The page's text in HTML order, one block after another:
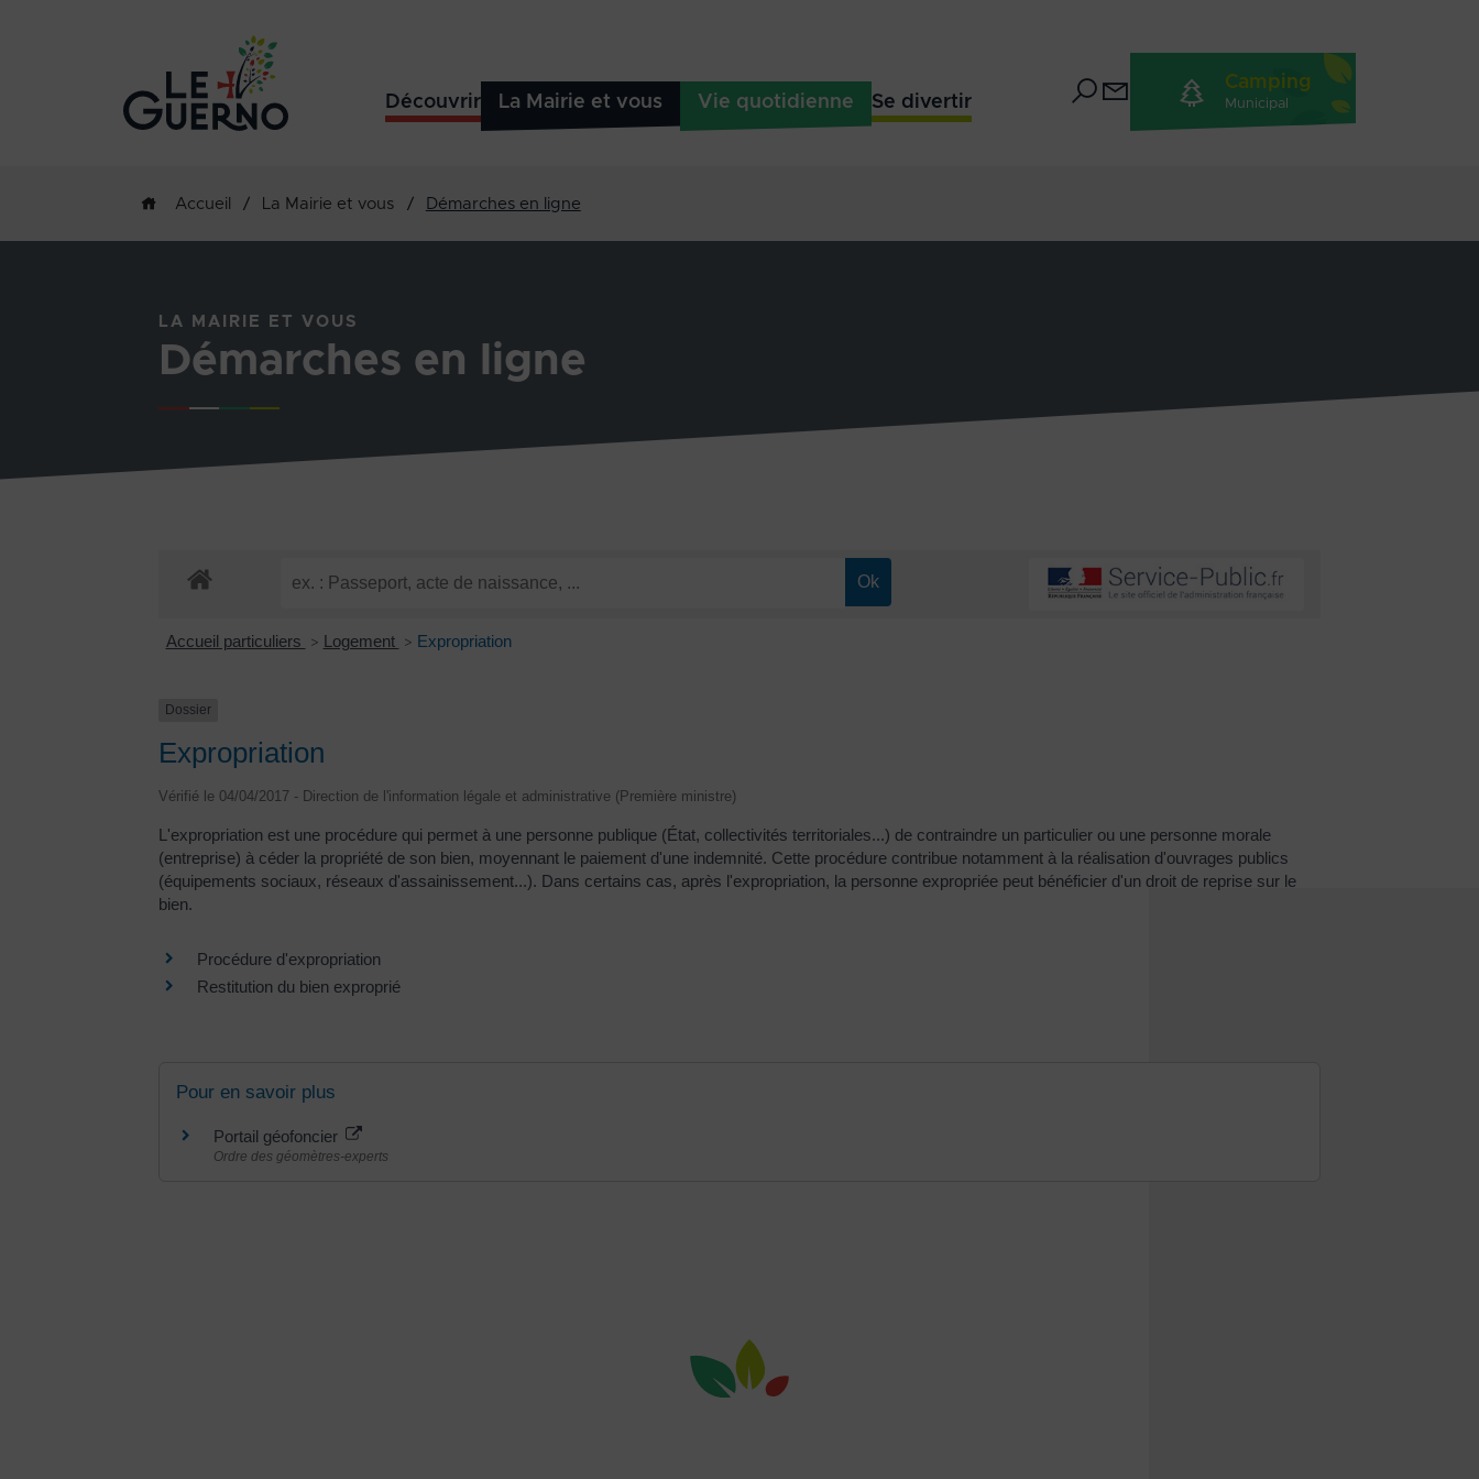
Découvrir La Mairie et vous Vie quotidienne Se divertir
Camping
Municipal
Accueil / La Mairie et vous / Démarches en ligne
LA MAIRIE ET VOUS
Démarches en ligne
Accueil particuliers > Logement > Expropriation
Dossier
Expropriation
Vérifié le 04/04/2017 - Direction de l'information légale et administrative (Première ministre)
L'expropriation est une procédure qui permet à une personne publique (État, collectivités territoriales...) de contraindre un particulier ou une personne morale
(entreprise) à céder la propriété de son bien, moyennant le paiement d'une indemnité. Cette procédure contribue notamment à la réalisation d'ouvrages publics
(équipements sociaux, réseaux d'assainissement...). Dans certains cas, après l'expropriation, la personne expropriée peut bénéficier d'un droit de reprise sur le
bien.
Procédure d'expropriation
Restitution du bien exproprié
Pour en savoir plus
Portail géofoncier
Ordre des géomètres-experts